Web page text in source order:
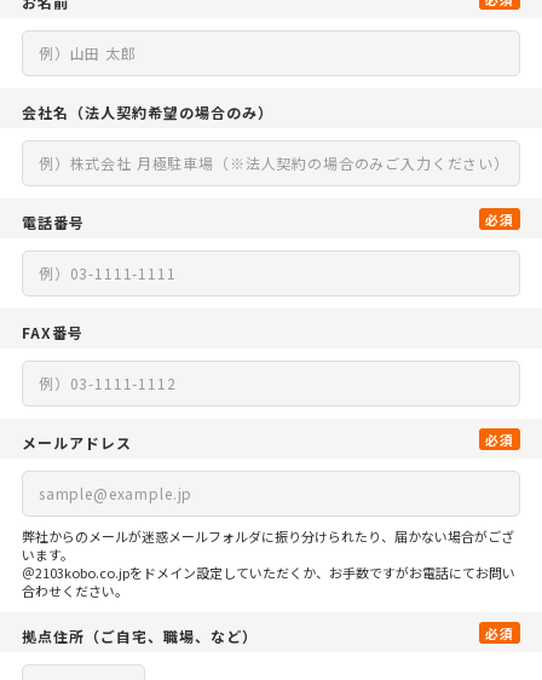
会社名 （法人契約希望の場合のみ）
電話番号 必須
FAX番号
メールアドレス 必須
弊社からのメールが迷惑メールフォルダに振り分けられたり、届かない場合がござ
います。
＠2103kobo.co.jpをドメイン設定していただくか、お手数ですがお電話にてお問い
合わせください。
拠点住所 （ご自宅、 職場、など） 必須